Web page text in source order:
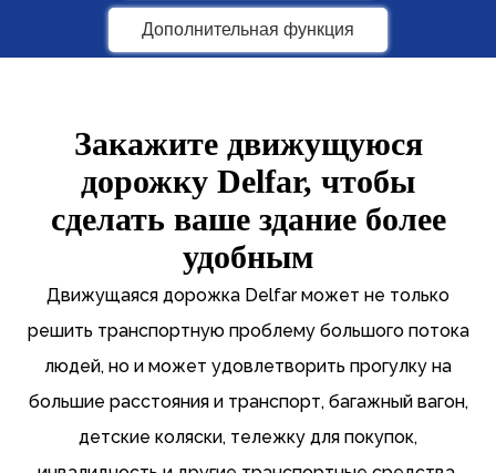
Дополнительная функция
Закажите движущуюся
дорожку Delfar, чтобы
сделать ваше здание более
удобным
Движущаяся дорожка Delfar может не только
решить транспортную проблему большого потока
людей, но и может удовлетворить прогулку на
большие расстояния и транспорт, багажный вагон,
детские коляски, тележку для покупок,